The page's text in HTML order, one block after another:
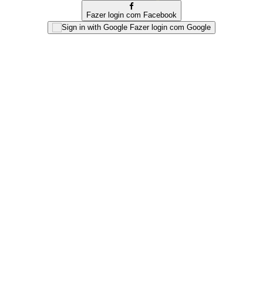
Fazer login com Facebook
Fazer login com Google